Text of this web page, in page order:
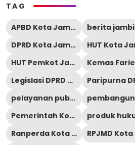
TAG
APBD Kota Jambi berita jambi
DPRD Kota Jambi
HUT Pemkot Jambi
Legislasi DPRD Jambi
pelayanan publik Jambi
Pemerintah Kota Jambi
Ranperda Kota Jambi